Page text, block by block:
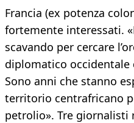
Francia (ex potenza
fortemente interessati.
scavando per cercare
diplomatico occidentale
Sono anni che stanno
territorio centrafricano
petrolio». Tre giornalisti